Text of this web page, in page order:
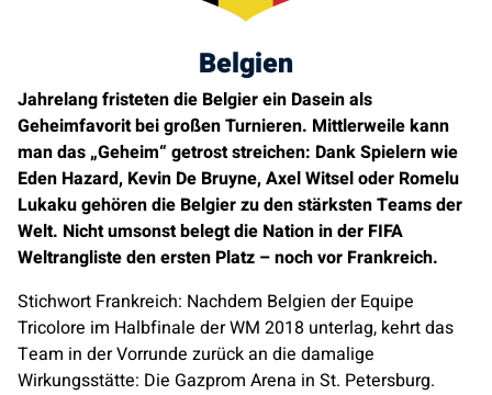
Belgien
Jahrelang fristeten die Belgier ein Dasein als
Geheimfavorit bei großen Turnieren. Mittlerweile kann
man das „Geheim“ getrost streichen: Dank Spielern wie
Eden Hazard, Kevin De Bruyne, Axel Witsel oder Romelu
Lukaku gehören die Belgier zu den stärksten Teams der
Welt. Nicht umsonst belegt die Nation in der FIFA
Weltrangliste den ersten Platz – noch vor Frankreich.
Stichwort Frankreich: Nachdem Belgien der Equipe
Tricolore im Halbfinale der WM 2018 unterlag, kehrt das
Team in der Vorrunde zurück an die damalige
Wirkungsstätte: Die Gazprom Arena in St. Petersburg.